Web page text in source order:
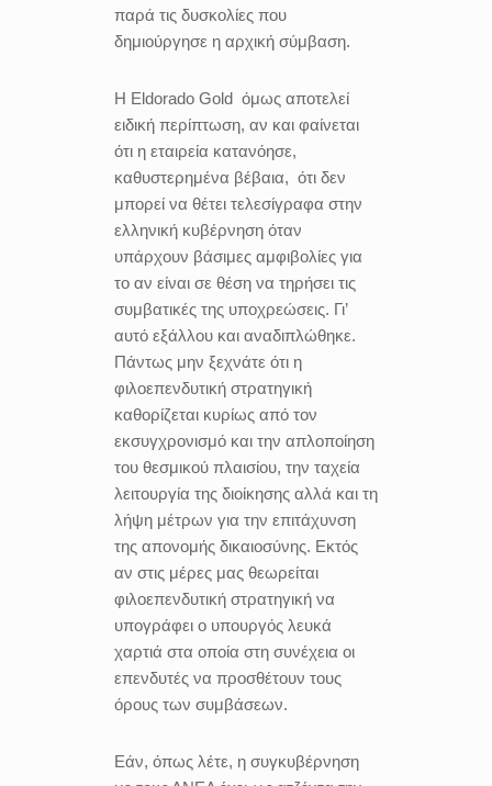
παρά τις δυσκολίες που
δημιούργησε η αρχική σύμβαση.
Η Eldorado Gold όμως αποτελεί
ειδική περίπτωση, αν και φαίνεται
ότι η εταιρεία κατανόησε,
καθυστερημένα βέβαια, ότι δεν
μπορεί να θέτει τελεσίγραφα στην
ελληνική κυβέρνηση όταν
υπάρχουν βάσιμες αμφιβολίες για
το αν είναι σε θέση να τηρήσει τις
συμβατικές της υποχρεώσεις. Γι’
αυτό εξάλλου και αναδιπλώθηκε.
Πάντως μην ξεχνάτε ότι η
φιλοεπενδυτική στρατηγική
καθορίζεται κυρίως από τον
εκσυγχρονισμό και την απλοποίηση
του θεσμικού πλαισίου, την ταχεία
λειτουργία της διοίκησης αλλά και τη
λήψη μέτρων για την επιτάχυνση
της απονομής δικαιοσύνης. Εκτός
αν στις μέρες μας θεωρείται
φιλοεπενδυτική στρατηγική να
υπογράφει ο υπουργός λευκά
χαρτιά στα οποία στη συνέχεια οι
επενδυτές να προσθέτουν τους
όρους των συμβάσεων.
Εάν, όπως λέτε, η συγκυβέρνηση